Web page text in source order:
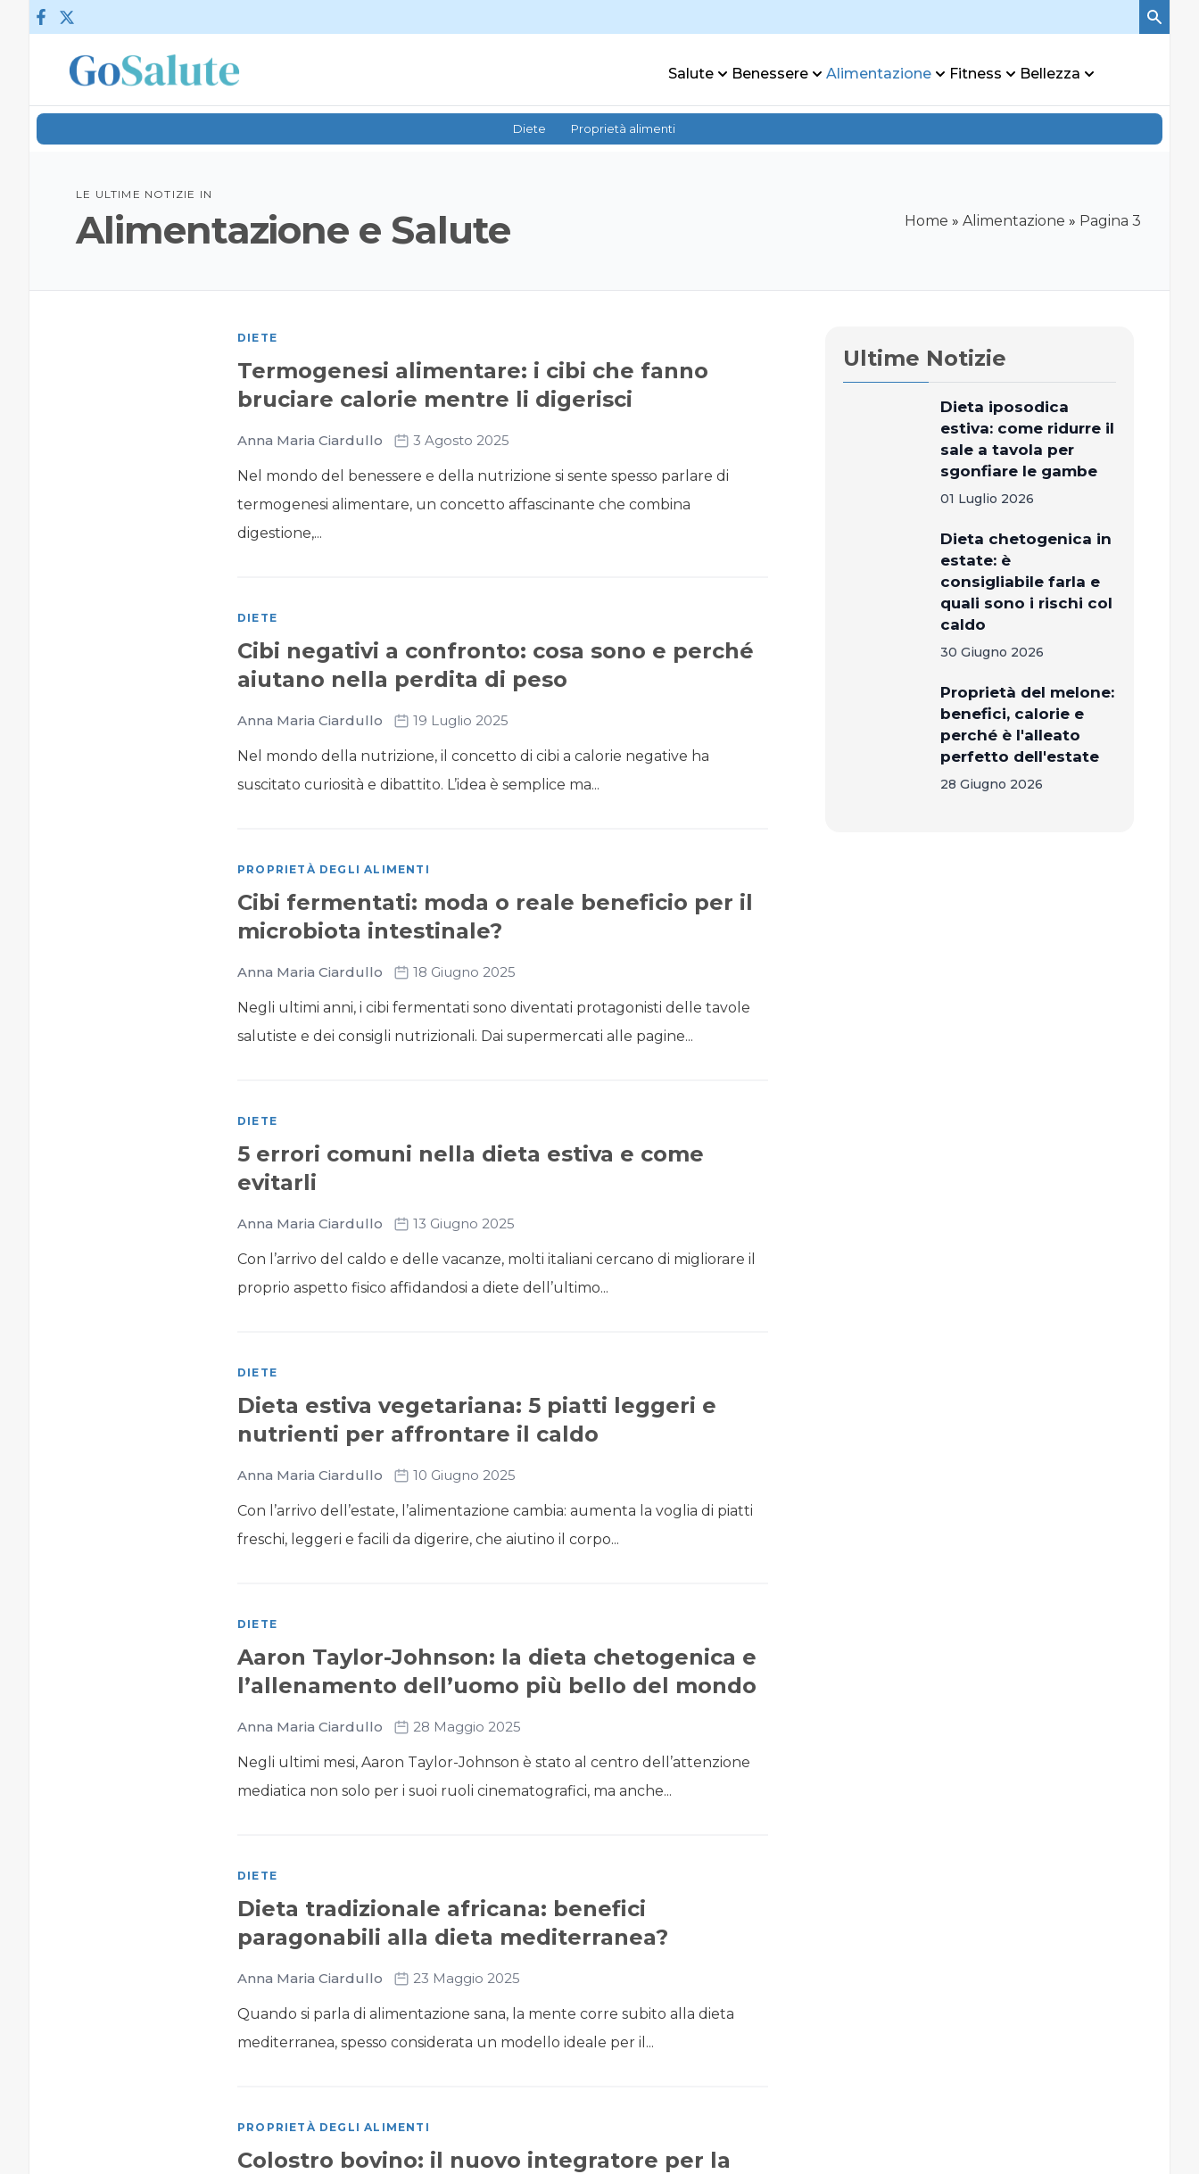
Vai al contenuto
Salute Benessere Alimentazione Fitness Bellezza
Diete Proprietà alimenti
LE ULTIME NOTIZIE IN
Alimentazione e Salute Home » Alimentazione » Pagina 3
DIETE
Termogenesi alimentare: i cibi che fanno
bruciare calorie mentre li digerisci
Anna Maria Ciardullo 3 Agosto 2025
Nel mondo del benessere e della nutrizione si sente spesso parlare di
termogenesi alimentare, un concetto affascinante che combina
digestione,...
DIETE
Cibi negativi a confronto: cosa sono e perché
aiutano nella perdita di peso
Anna Maria Ciardullo 19 Luglio 2025
Nel mondo della nutrizione, il concetto di cibi a calorie negative ha
suscitato curiosità e dibattito. L’idea è semplice ma...
PROPRIETÀ DEGLI ALIMENTI
Cibi fermentati: moda o reale beneficio per il
microbiota intestinale?
Anna Maria Ciardullo 18 Giugno 2025
Negli ultimi anni, i cibi fermentati sono diventati protagonisti delle tavole
salutiste e dei consigli nutrizionali. Dai supermercati alle pagine...
DIETE
5 errori comuni nella dieta estiva e come
evitarli
Anna Maria Ciardullo 13 Giugno 2025
Con l’arrivo del caldo e delle vacanze, molti italiani cercano di migliorare il
proprio aspetto fisico affidandosi a diete dell’ultimo...
DIETE
Dieta estiva vegetariana: 5 piatti leggeri e
nutrienti per affrontare il caldo
Anna Maria Ciardullo 10 Giugno 2025
Con l’arrivo dell’estate, l’alimentazione cambia: aumenta la voglia di piatti
freschi, leggeri e facili da digerire, che aiutino il corpo...
DIETE
Aaron Taylor-Johnson: la dieta chetogenica e
l’allenamento dell’uomo più bello del mondo
Anna Maria Ciardullo 28 Maggio 2025
Negli ultimi mesi, Aaron Taylor-Johnson è stato al centro dell’attenzione
mediatica non solo per i suoi ruoli cinematografici, ma anche...
DIETE
Dieta tradizionale africana: benefici
paragonabili alla dieta mediterranea?
Anna Maria Ciardullo 23 Maggio 2025
Quando si parla di alimentazione sana, la mente corre subito alla dieta
mediterranea, spesso considerata un modello ideale per il...
PROPRIETÀ DEGLI ALIMENTI
Colostro bovino: il nuovo integratore per la
Ultime Notizie
Dieta iposodica
estiva: come ridurre il
sale a tavola per
sgonfiare le gambe
01 Luglio 2026
Dieta chetogenica in
estate: è
consigliabile farla e
quali sono i rischi col
caldo
30 Giugno 2026
Proprietà del melone:
benefici, calorie e
perché è l'alleato
perfetto dell'estate
28 Giugno 2026